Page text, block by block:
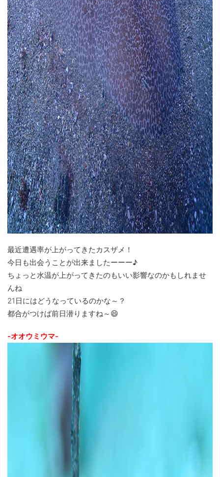
最近遭遇率が上がってきたカスザメ！
今日も出会うことが出来ましたーーー♪
ちょっと水温が上がってきたのもいい影響なのかもしれませ
んね
21日にはどうなっているのかな～？
都合がつけば前日潜りますね～😄
-オオウミウマ-